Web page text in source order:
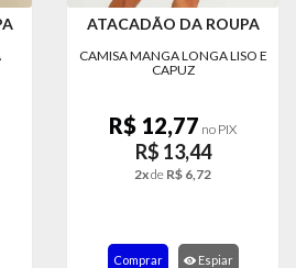
ATACADÃO DA ROUPA
CAMISA MANGA LONGA LISO E
CAPUZ
R$ 12,77 no PIX
R$ 13,44
2xde R$ 6,72
Comprar Espiar